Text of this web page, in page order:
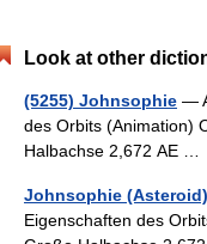
Look at other
(5255) Johnsophie —
des Orbits (Animation)
Halbachse 2,672 AE …
Johnsophie (Asteroid)
Eigenschaften des